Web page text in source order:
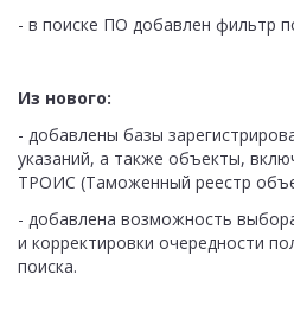
- в поиске ПО добавлен фильтр
Из нового:
- добавлены базы
указаний, а также объекты,
ТРОИС (Таможенный реестр
- добавлена возможность
и корректировки очередности
поиска.